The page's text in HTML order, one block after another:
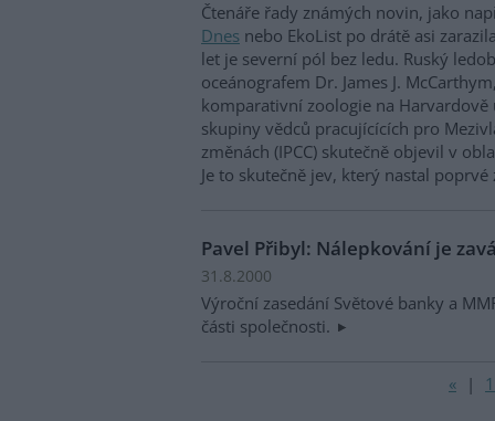
Čtenáře řady známých novin, jako
Dnes nebo EkoList po drátě asi
let je severní pól bez ledu. Ruský
oceánografem Dr. James J.
komparativní zoologie na
skupiny vědců pracujícících pro
změnách (IPCC) skutečně objevil v
Je to skutečně jev, který nastal
Pavel Přibyl: Nálepkování je
31.8.2000
Výroční zasedání Světové banky a
části společnosti.
« | 1